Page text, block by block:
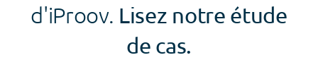
d'iProov. Lisez notre étude
de cas.